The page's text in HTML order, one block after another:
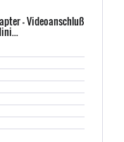
- Videoanschluß